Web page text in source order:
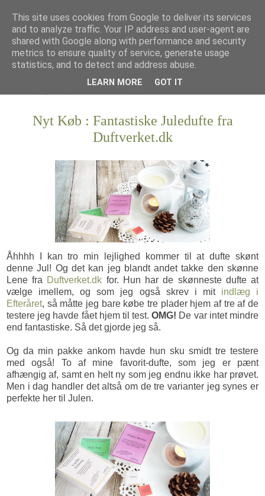
Nyt Køb : Fantastiske Juledufte fra
Duftverket.dk
Åhhhh I kan tro min lejlighed kommer til at dufte skønt
denne Jul! Og det kan jeg blandt andet takke den skønne
Lene fra Duftverket.dk for. Hun har de skønneste dufte at
vælge imellem, og som jeg også skrev i mit indlæg i
Efteråret, så måtte jeg bare købe tre plader hjem af tre af de
testere jeg havde fået hjem til test.OMG! De var intet mindre
end fantastiske. Så det gjorde jeg så.
Og da min pakke ankom havde hun sku smidt tre testere
med også! To af mine favorit-dufte, som jeg er pænt
afhængig af, samt en helt ny som jeg endnu ikke har prøvet.
Men i dag handler det altså om de tre varianter jeg synes er
perfekte her til Julen.
This site uses cookies from Google to deliver its services
and to analyze traffic. Your IP address and user-agent are
shared with Google along with performance and security
metrics to ensure quality of service, generate usage
statistics, and to detect and address abuse.
LEARN MORE GOT IT